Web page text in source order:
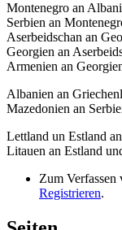
Montenegro an
Serbien an
Aserbeidschan an
Georgien an
Armenien an
Albanien an
Mazedonien an
Lettland un Estland
Litauen an Estland
Zum
Registrieren.